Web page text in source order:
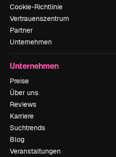
Cookie-Richtlinie
Vertrauenszentrum
Partner
Unternehmen
Unternehmen
Preise
Über uns
Reviews
Karriere
Suchtrends
Blog
Veranstaltungen